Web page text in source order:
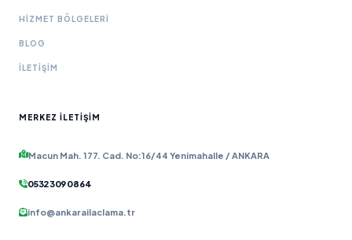
HIZMET BÖLGELERI
BLOG
İLETIŞIM
MERKEZ İLETIŞIM
Macun Mah. 177. Cad. No:16/44 Yenimahalle / ANKARA
0532 309 08 64
info@ankarailaclama.tr